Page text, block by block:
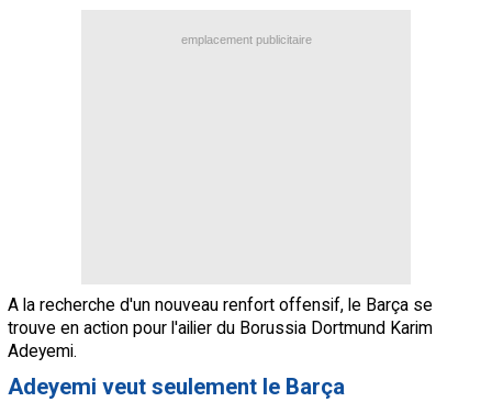
emplacement publicitaire
A la recherche d'un nouveau renfort offensif, le Barça se
trouve en action pour l'ailier du Borussia Dortmund Karim
Adeyemi.
Adeyemi veut seulement le Barça